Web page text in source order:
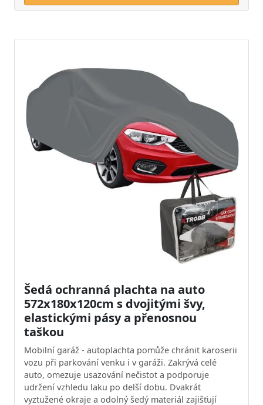
Šedá ochranná plachta na auto
572x180x120cm s dvojitými švy,
elastickými pásy a přenosnou
taškou
Mobilní garáž - autoplachta pomůže chránit karoserii
vozu při parkování venku i v garáži. Zakrývá celé
auto, omezuje usazování nečistot a podporuje
udržení vzhledu laku po delší dobu. Dvakrát
vyztužené okraje a odolný šedý materiál zajišťují